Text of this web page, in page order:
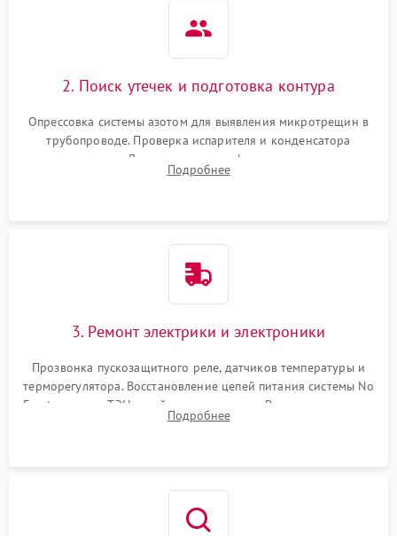
2. Поиск утечек и подготовка контура
Опрессовка системы азотом для выявления микротрещин в
трубопроводе. Проверка испарителя и конденсатора
течеискателем. Демонтаж старого фильтра-осушителя и
продувка капиллярной трубки для устранения засоров.
Подробнее
3. Ремонт электрики и электроники
Прозвонка пускозащитного реле, датчиков температуры и
терморегулятора. Восстановление цепей питания системы No
Frost, включая ТЭН оттайки и вентилятор. Ремонт или замена
платы управления при сбоях алгоритмов.
Подробнее